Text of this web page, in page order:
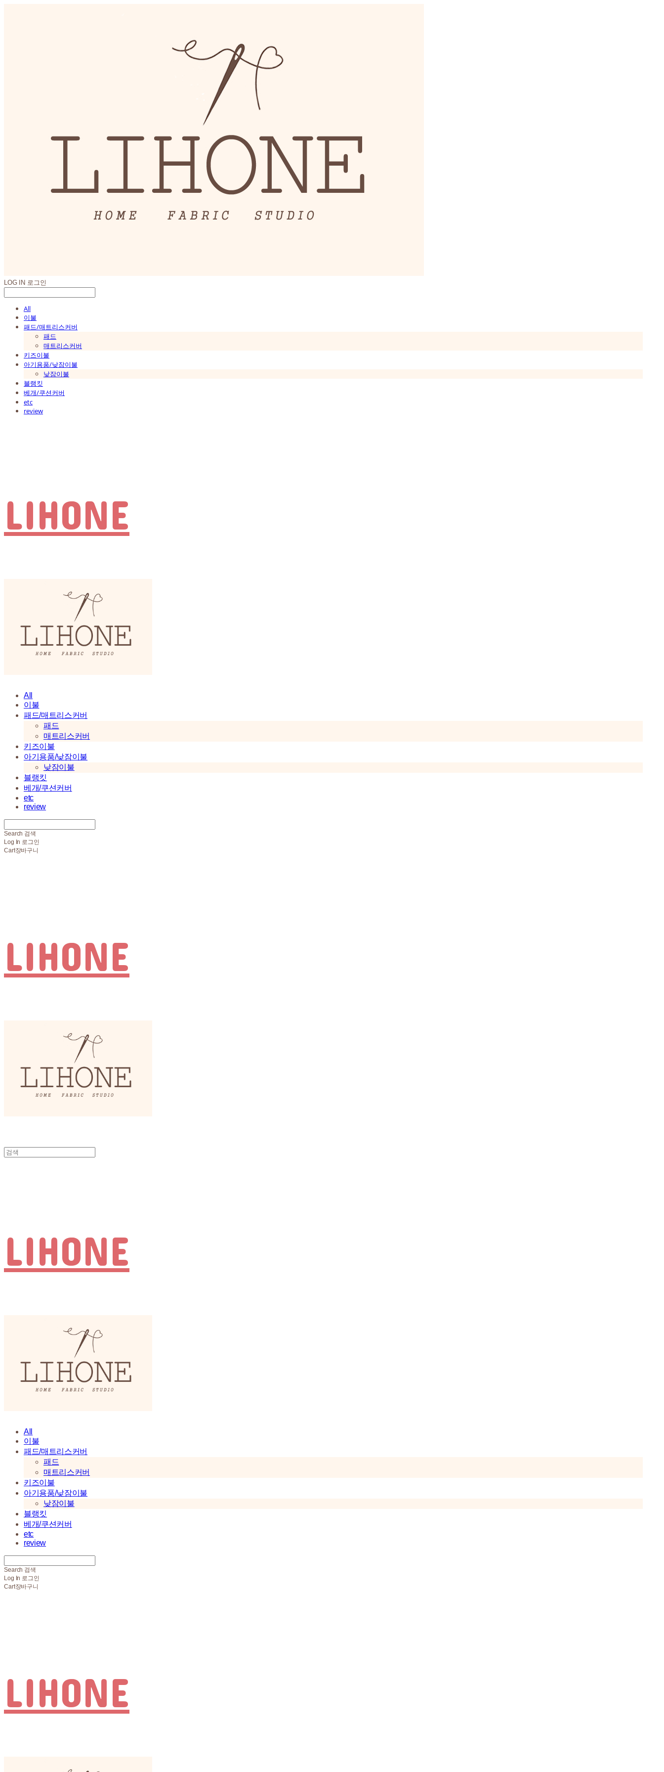
LOG IN 로그인
All
이불
패드/매트리스커버
패드
매트리스커버
키즈이불
아기용품/낮잠이불
낮잠이불
블랭킷
베개/쿠션커버
etc
review
LIHONE
All
이불
패드/매트리스커버
패드
매트리스커버
키즈이불
아기용품/낮잠이불
낮잠이불
블랭킷
베개/쿠션커버
etc
review
Search 검색
Log In 로그인
Cart장바구니
LIHONE
LIHONE
All
이불
패드/매트리스커버
패드
매트리스커버
키즈이불
아기용품/낮잠이불
낮잠이불
블랭킷
베개/쿠션커버
etc
review
Search 검색
Log In 로그인
Cart장바구니
LIHONE